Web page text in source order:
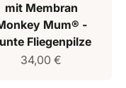
mit Membran
Mum® -
Fliegenpilze
Verkaufspreis
34,00 €